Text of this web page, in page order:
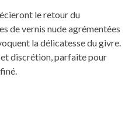
le retour du
de vernis nude agrémentées
la délicatesse du givre.
et discrétion, parfaite pour